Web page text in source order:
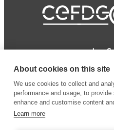
About cookies on this site
We use cookies to collect and
performance and usage, to
enhance and customise content
Learn more